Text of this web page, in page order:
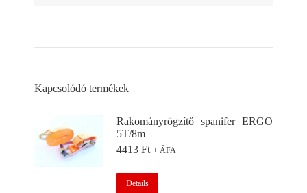
Kapcsolódó termékek
Rakományrögzítő spanifer ERGO
5T/8m
4413 Ft + ÁFA
Details